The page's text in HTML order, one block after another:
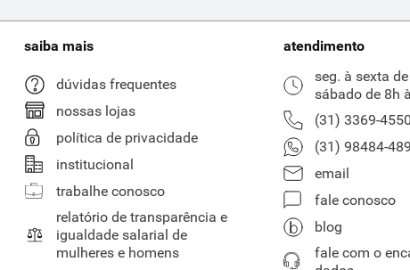
saiba mais
dúvidas frequentes
nossas lojas
política de privacidade
institucional
trabalhe conosco
relatório de transparência e
igualdade salarial de
mulheres e homens
atendimento
seg. à sexta
sábado de 8h
(31) 3369-4550
(31) 98484-
email
fale conosco
blog
fale com o